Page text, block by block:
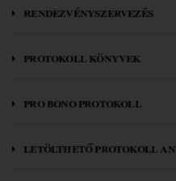
rendezvényszervezés
protokoll könyvek
pro bono protokoll
letölthető protokoll